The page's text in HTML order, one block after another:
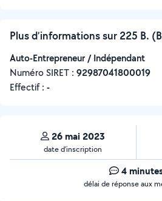
Plus d’informations sur 225 B.
Auto-Entrepreneur / Indépendant
Numéro SIRET : ‍92987041800019
Effectif : -
26 mai 2023
date d’inscription
4
délai de réponse aux